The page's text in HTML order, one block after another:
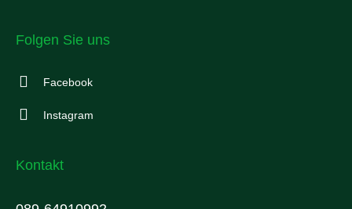
Folgen Sie uns
Facebook
Instagram
Kontakt